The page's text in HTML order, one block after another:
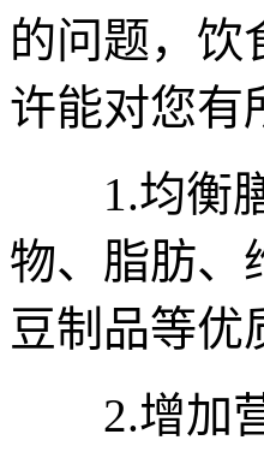
的问题，饮
许能对您有
1.均衡膳
物、脂肪、
豆制品等优
2.增加营